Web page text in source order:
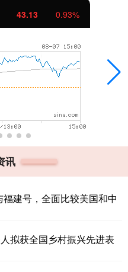
43.13 0.93%
讯
建号，全面比较美国和中
拟获全国乡村振兴先进表